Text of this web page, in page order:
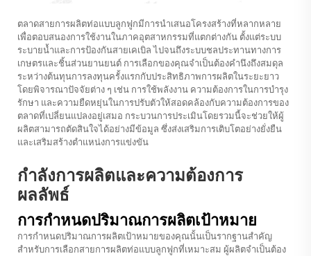
ตลาดสายการผลิตท่อแบบลูกฟูกมีการนำเสนอโครงสร้างที่หลากหลาย
เพื่อตอบสนองการใช้งานในภาคอุตสาหกรรมที่แตกต่างกัน ตั้งแต่ระบบ
ระบายน้ำและการป้องกันสายเคเบิล ไปจนถึงระบบชลประทานทางการ
เกษตรและชิ้นส่วนยานยนต์ การเลือกของคุณจำเป็นต้องคำนึงถึงสมดุล
ระหว่างต้นทุนการลงทุนครั้งแรกกับประสิทธิภาพการผลิตในระยะยาว
โดยพิจารณาปัจจัยต่าง ๆ เช่น การใช้พลังงาน ความต้องการในการบำรุง
รักษา และความยืดหยุ่นในการปรับตัวให้สอดคล้องกับความต้องการของ
ตลาดที่เปลี่ยนแปลงอยู่เสมอ กระบวนการประเมินโดยรวมนี้จะช่วยให้ผู้
ผลิตสามารถตัดสินใจได้อย่างมีข้อมูล ซึ่งส่งเสริมการเติบโตอย่างยั่งยืน
และเสริมสร้างตำแหน่งการแข่งขัน
กำลังการผลิตและความต้องการ
ผลลัพธ์
การกำหนดปริมาณการผลิตเป้าหมาย
การกำหนดปริมาณการผลิตเป้าหมายของคุณนั้นเป็นรากฐานสำคัญ
สำหรับการเลือกสายการผลิตท่อแบบลูกฟูกที่เหมาะสม ผู้ผลิตจำเป็นต้อง